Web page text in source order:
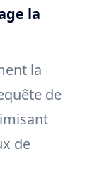
la
la
de
de